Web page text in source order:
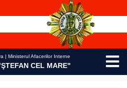
| Ministerul Afacerilor Interne
CEL MARE"